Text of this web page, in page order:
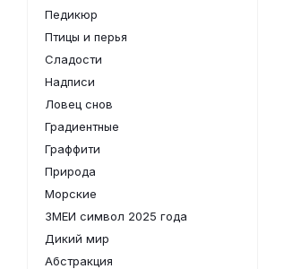
Педикюр
Птицы и перья
Сладости
Надписи
Ловец снов
Градиентные
Граффити
Природа
Морские
ЗМЕИ символ 2025 года
Дикий мир
Абстракция